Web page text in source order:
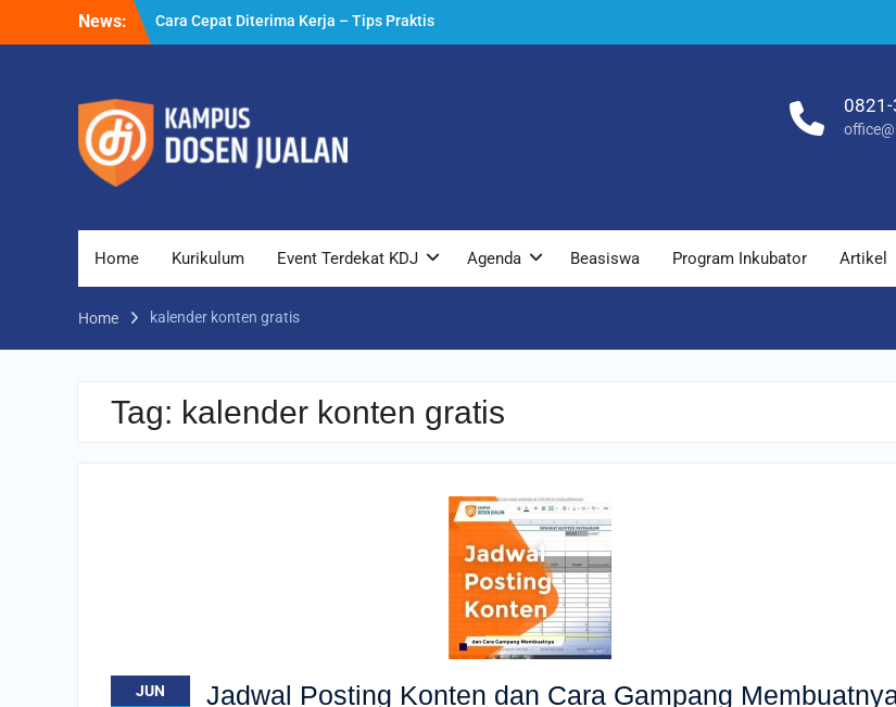
News:
Cara Cepat Diterima Kerja – Tips Praktis
yang Bisa Anda Terapkan
Cara Dapat Pekerjaan – Langkah Praktis
untuk Memperbesar Peluang Kerja
Home Kurikulum Event Terdekat KDJ Agenda Beasiswa Program Inkubator Artikel
Home kalender konten gratis
Tag: kalender konten gratis
JUN
Jadwal Posting Konten dan Cara Gampang